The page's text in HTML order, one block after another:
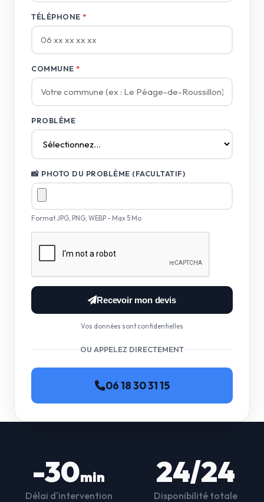
TÉLÉPHONE *
COMMUNE *
PROBLÈME
📸 PHOTO DU PROBLÈME (FACULTATIF)
Format JPG, PNG, WEBP - Max 5 Mo
Recevoir mon devis
Vos données sont confidentielles
OU APPELEZ DIRECTEMENT
06 18 30 31 15
-30min
Délai d'intervention
24/24
Disponibilité totale